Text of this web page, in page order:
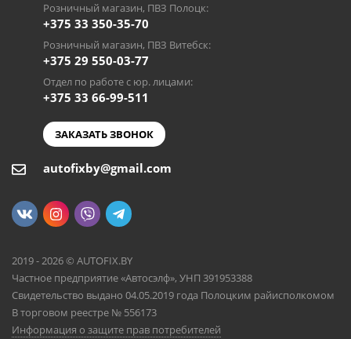
Розничный магазин, ПВЗ Полоцк:
+375 33 350-35-70
Розничный магазин, ПВЗ Витебск:
+375 29 550-03-77
Отдел по работе с юр. лицами:
+375 33 66-99-511
ЗАКАЗАТЬ ЗВОНОК
autofixby@gmail.com
2019 - 2026 © AUTOFIX.BY
Частное предприятие «Автосэлф», УНП 391953388
Свидетельство выдано 04.05.2019 года Полоцким райисполкомом
В торговом реестре № 556173
Информация о защите прав потребителей